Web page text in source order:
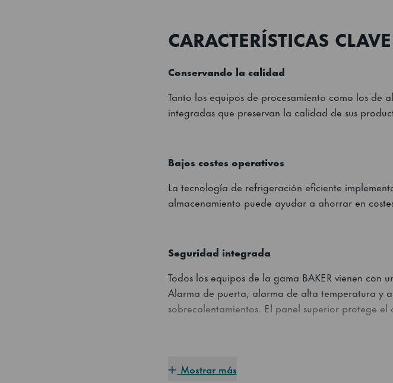
CARACTERÍSTICAS CLAVE
Conservando la calidad
Tanto los equipos de procesamiento como los de
integradas que preservan la calidad de sus
Bajos costes operativos
La tecnología de refrigeración eficiente
almacenamiento puede ayudar a ahorrar en
Seguridad integrada
Todos los equipos de la gama BAKER vienen
Alarma de puerta, alarma de alta temperatura y
sobrecalentamientos. El panel superior protege
Mostrar más